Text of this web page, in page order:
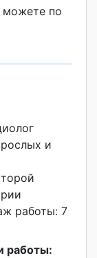
можете по
и
работы: 7
работы: